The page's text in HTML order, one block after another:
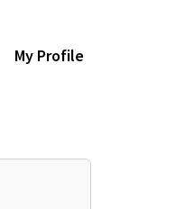
My Profile